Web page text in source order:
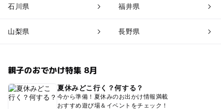
石川県 福井県
山梨県 長野県
親子のおでかけ特集 8月
夏休みどこ行く？何する？
今から準備！夏休みのお出かけ情報満載
おすすめ遊び場＆イベントをチェック！